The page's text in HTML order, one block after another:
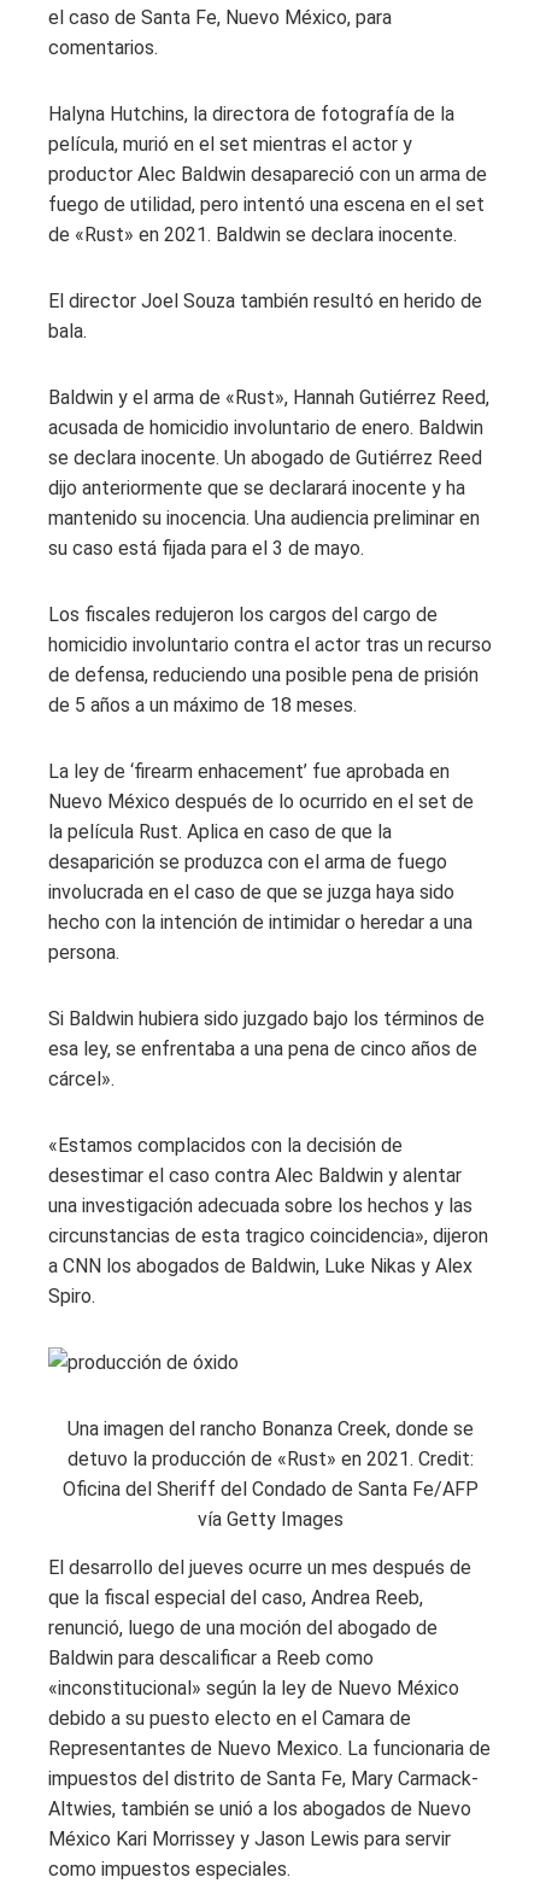
el caso de Santa Fe, Nuevo México, para
comentarios.
Halyna Hutchins, la directora de fotografía de la
película, murió en el set mientras el actor y
productor Alec Baldwin desapareció con un arma de
fuego de utilidad, pero intentó una escena en el set
de «Rust» en 2021. Baldwin se declara inocente.
El director Joel Souza también resultó en herido de
bala.
Baldwin y el arma de «Rust», Hannah Gutiérrez Reed,
acusada de homicidio involuntario de enero. Baldwin
se declara inocente. Un abogado de Gutiérrez Reed
dijo anteriormente que se declarará inocente y ha
mantenido su inocencia. Una audiencia preliminar en
su caso está fijada para el 3 de mayo.
Los fiscales redujeron los cargos del cargo de
homicidio involuntario contra el actor tras un recurso
de defensa, reduciendo una posible pena de prisión
de 5 años a un máximo de 18 meses.
La ley de ‘firearm enhacement’ fue aprobada en
Nuevo México después de lo ocurrido en el set de
la película Rust. Aplica en caso de que la
desaparición se produzca con el arma de fuego
involucrada en el caso de que se juzga haya sido
hecho con la intención de intimidar o heredar a una
persona.
Si Baldwin hubiera sido juzgado bajo los términos de
esa ley, se enfrentaba a una pena de cinco años de
cárcel».
«Estamos complacidos con la decisión de
desestimar el caso contra Alec Baldwin y alentar
una investigación adecuada sobre los hechos y las
circunstancias de esta tragico coincidencia», dijeron
a CNN los abogados de Baldwin, Luke Nikas y Alex
Spiro.
Una imagen del rancho Bonanza Creek, donde se
detuvo la producción de «Rust» en 2021. Credit:
Oficina del Sheriff del Condado de Santa Fe/AFP
vía Getty Images
El desarrollo del jueves ocurre un mes después de
que la fiscal especial del caso, Andrea Reeb,
renunció, luego de una moción del abogado de
Baldwin para descalificar a Reeb como
«inconstitucional» según la ley de Nuevo México
debido a su puesto electo en el Camara de
Representantes de Nuevo Mexico. La funcionaria de
impuestos del distrito de Santa Fe, Mary Carmack-
Altwies, también se unió a los abogados de Nuevo
México Kari Morrissey y Jason Lewis para servir
como impuestos especiales.